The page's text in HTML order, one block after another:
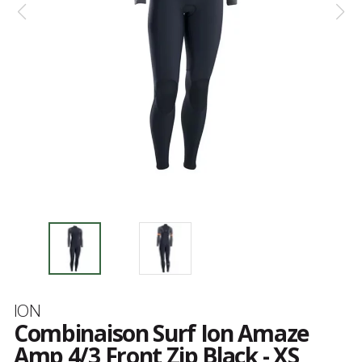
Marque
ION
Combinaison Surf Ion Amaze
Amp 4/3 Front Zip Black - XS